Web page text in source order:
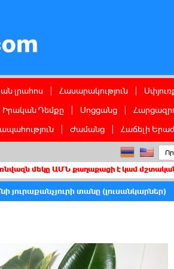
լրահոս Հասարակություն
Դեմքը Սոցցանց
Ժամանց Հաճելի
ԱՄՆ քաղաքացի է կամ մշտական բնակիչ
յուրաքանչյուրի տանը (լուսանկարներ)